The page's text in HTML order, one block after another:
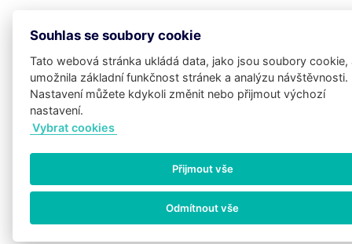
Souhlas se soubory cookie
Tato webová stránka ukládá data, jako jsou soubory cookie,
umožnila základní funkčnost stránek a analýzu návštěvnosti.
Nastavení můžete kdykoli změnit nebo přijmout výchozí
nastavení.
Vybrat cookies
Přijmout vše
Odmítnout vše
Potřebujete poradit?Zeptejte se našeho
asistentaChett